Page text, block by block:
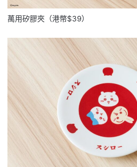
萬用矽膠夾（港幣$39）